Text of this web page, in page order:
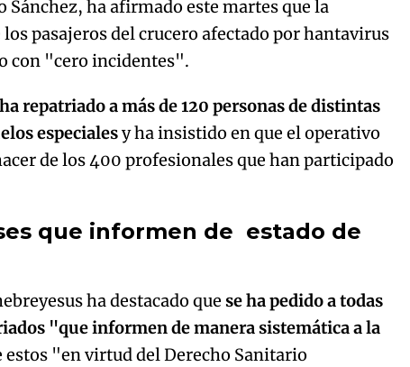
Try again
Sánchez, ha afirmado este martes que la
pasajeros del crucero afectado por hantavirus
con "cero incidentes".
repatriado a más de 120 personas de distintas
especialesy ha insistido en que el operativo
de los 400 profesionales que han participado
que informen de estado de
ha destacado quese ha pedido a todas
"que informen de manera sistemática a la
estos "en virtud del Derecho Sanitario